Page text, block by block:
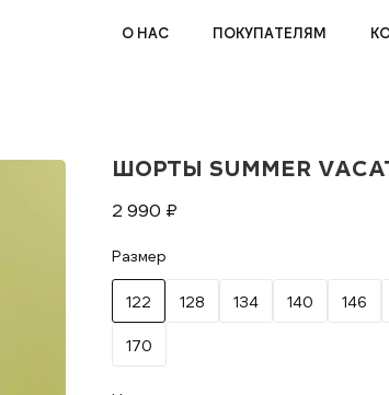
О НАС ПОКУПАТЕЛЯМ
ШОРТЫ SUMMER
2 990 ₽
Размер
122 128 134 140 146
170